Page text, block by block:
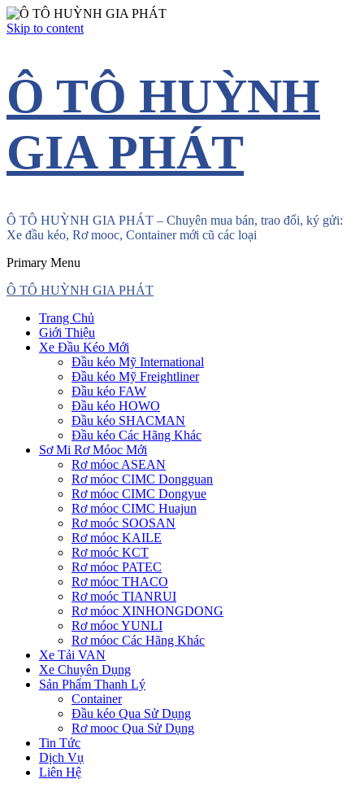
Skip to content
Ô TÔ HUỲNH
GIA PHÁT
Ô TÔ HUỲNH GIA PHÁT – Chuyên mua bán, trao đổi, ký gửi:
Xe đầu kéo, Rơ mooc, Container mới cũ các loại
Primary Menu
Ô TÔ HUỲNH GIA PHÁT
Trang Chủ
Giới Thiệu
Xe Đầu Kéo Mới
Đầu kéo Mỹ International
Đầu kéo Mỹ Freightliner
Đầu kéo FAW
Đầu kéo HOWO
Đầu kéo SHACMAN
Đầu kéo Các Hãng Khác
Sơ Mi Rơ Móoc Mới
Rơ móoc ASEAN
Rơ móoc CIMC Dongguan
Rơ móoc CIMC Dongyue
Rơ móoc CIMC Huajun
Rơ moóc SOOSAN
Rơ móoc KAILE
Rơ moóc KCT
Rơ móoc PATEC
Rơ móoc THACO
Rơ moóc TIANRUI
Rơ móoc XINHONGDONG
Rơ móoc YUNLI
Rơ móoc Các Hãng Khác
Xe Tải VAN
Xe Chuyên Dụng
Sản Phẩm Thanh Lý
Container
Đầu kéo Qua Sử Dụng
Rơ mooc Qua Sử Dụng
Tin Tức
Dịch Vụ
Liên Hệ